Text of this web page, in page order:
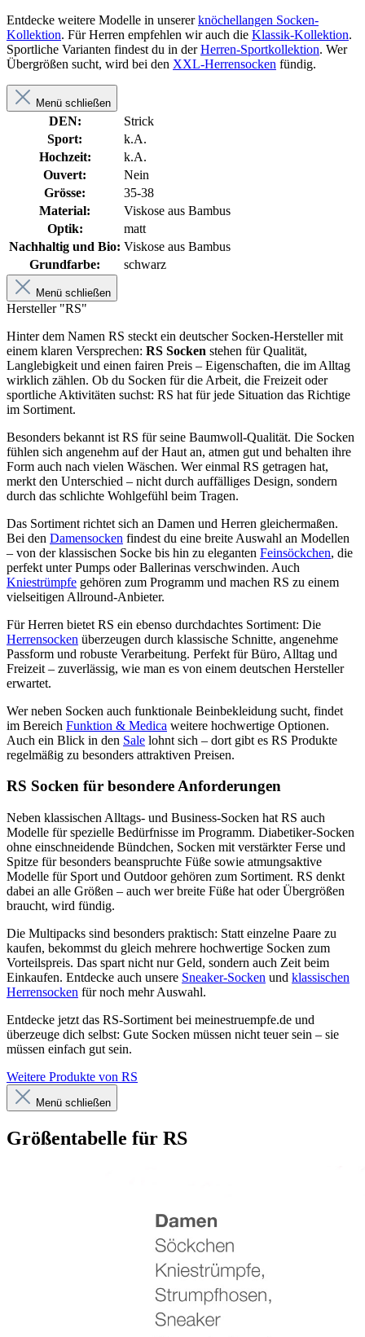
Entdecke weitere Modelle in unsererknöchellangen Socken-
Kollektion. Für Herren empfehlen wir auch die Klassik-Kollektion.
Sportliche Varianten findest du in derHerren-Sportkollektion. Wer
Übergrößen sucht, wird bei den XXL-Herrensocken fündig.
Menü schließen
DEN:
Strick
Sport:
k.A.
Hochzeit:
k.A.
Ouvert:
Nein
Grösse:
35-38
Material:
Viskose aus Bambus
Optik:
matt
Nachhaltig und Bio: Viskose aus Bambus
Grundfarbe:
schwarz
Menü schließen
Hersteller "RS"
Hinter dem Namen RS steckt ein deutscher Socken-Hersteller mit
einem klaren Versprechen: RS Socken stehen für Qualität,
Langlebigkeit und einen fairen Preis – Eigenschaften, die im Alltag
wirklich zählen. Ob du Socken für die Arbeit, die Freizeit oder
sportliche Aktivitäten suchst: RS hat für jede Situation das Richtige
im Sortiment.
Besonders bekannt ist RS für seine Baumwoll-Qualität. Die Socken
fühlen sich angenehm auf der Haut an, atmen gut und behalten ihre
Form auch nach vielen Wäschen. Wer einmal RS getragen hat,
merkt den Unterschied – nicht durch auffälliges Design, sondern
durch das schlichte Wohlgefühl beim Tragen.
Das Sortiment richtet sich an Damen und Herren gleichermaßen.
Bei den Damensocken findest du eine breite Auswahl an Modellen
– von der klassischen Socke bis hin zu eleganten Feinsöckchen, die
perfekt unter Pumps oder Ballerinas verschwinden. Auch
Kniestrümpfe gehören zum Programm und machen RS zu einem
vielseitigen Allround-Anbieter.
Für Herren bietet RS ein ebenso durchdachtes Sortiment: Die
Herrensocken überzeugen durch klassische Schnitte, angenehme
Passform und robuste Verarbeitung. Perfekt für Büro, Alltag und
Freizeit – zuverlässig, wie man es von einem deutschen Hersteller
erwartet.
Wer neben Socken auch funktionale Beinbekleidung sucht, findet
im Bereich Funktion & Medica weitere hochwertige Optionen.
Auch ein Blick in den Sale lohnt sich – dort gibt es RS Produkte
regelmäßig zu besonders attraktiven Preisen.
RS Socken für besondere Anforderungen
Neben klassischen Alltags- und Business-Socken hat RS auch
Modelle für spezielle Bedürfnisse im Programm. Diabetiker-Socken
ohne einschneidende Bündchen, Socken mit verstärkter Ferse und
Spitze für besonders beanspruchte Füße sowie atmungsaktive
Modelle für Sport und Outdoor gehören zum Sortiment. RS denkt
dabei an alle Größen – auch wer breite Füße hat oder Übergrößen
braucht, wird fündig.
Die Multipacks sind besonders praktisch: Statt einzelne Paare zu
kaufen, bekommst du gleich mehrere hochwertige Socken zum
Vorteilspreis. Das spart nicht nur Geld, sondern auch Zeit beim
Einkaufen. Entdecke auch unsere Sneaker-Socken und klassischen
Herrensocken für noch mehr Auswahl.
Entdecke jetzt das RS-Sortiment bei meinestruempfe.de und
überzeuge dich selbst: Gute Socken müssen nicht teuer sein – sie
müssen einfach gut sein.
Weitere Produkte von RS
Menü schließen
Größentabelle für RS